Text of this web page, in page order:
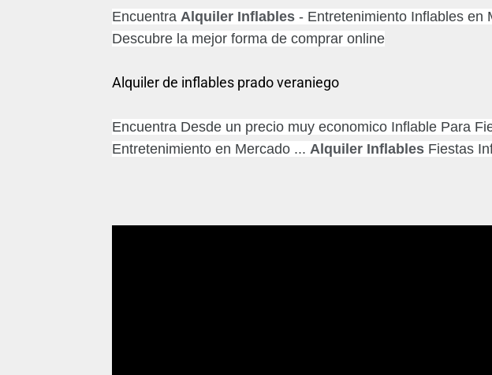
Encuentra Alquiler Inflables - Entretenimiento Inflables en
Descubre la mejor forma de comprar online
Alquiler de inflables prado veraniego
Encuentra Desde un precio muy economico Inflable Para
Entretenimiento en Mercado ... Alquiler Inflables Fiestas